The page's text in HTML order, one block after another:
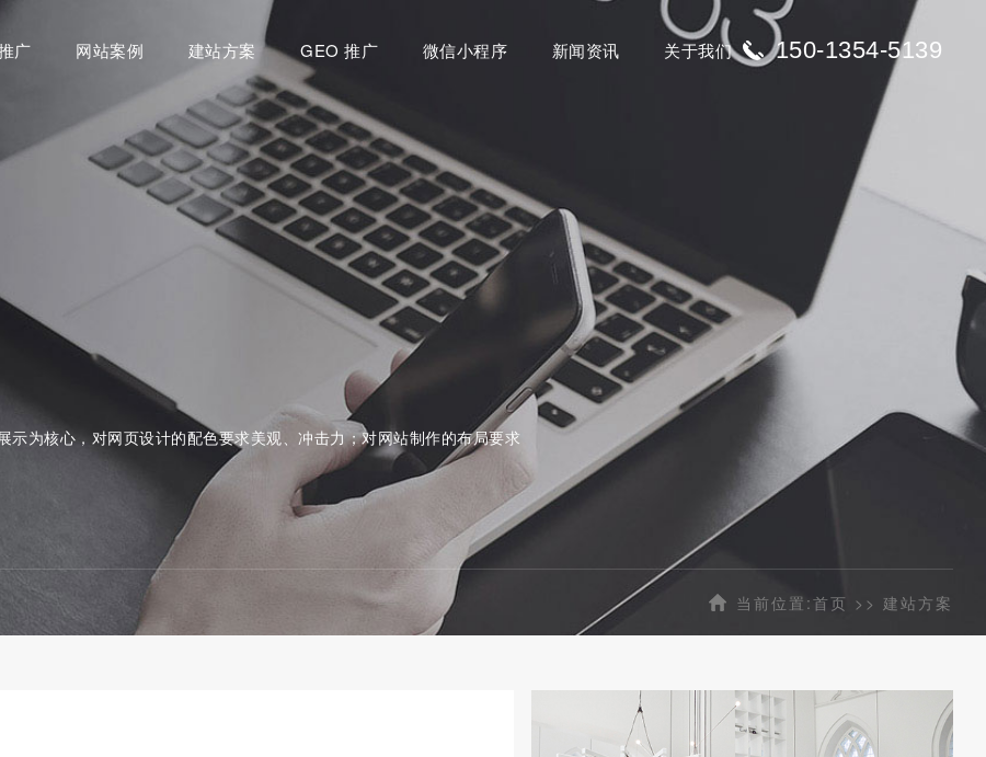
广 网站案例 建站方案 GEO 推广 微信小程序 新闻资讯 关于我们 150-1354-5139
为核心，对网页设计的配色要求美观、冲击力；对网站制作的布局要求
当前位置:首页 >> 建站方案